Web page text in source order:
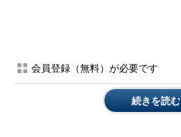
関連用語
ISMS適合性評価制度
会員登録（無料）が必要です
続きを読む